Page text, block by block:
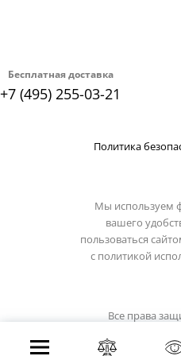
Бесплатная доставка
+7 (495) 255-03-21
Политика
Мы используем
вашего
пользоваться
с политикой
Все права